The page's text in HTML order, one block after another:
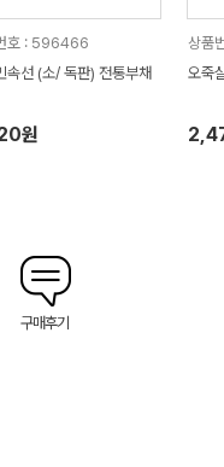
호 : 596466
속선 (소/ 독판) 전통부채
원
상품
오죽
구매후기